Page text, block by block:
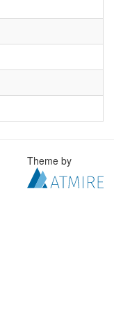
Theme by